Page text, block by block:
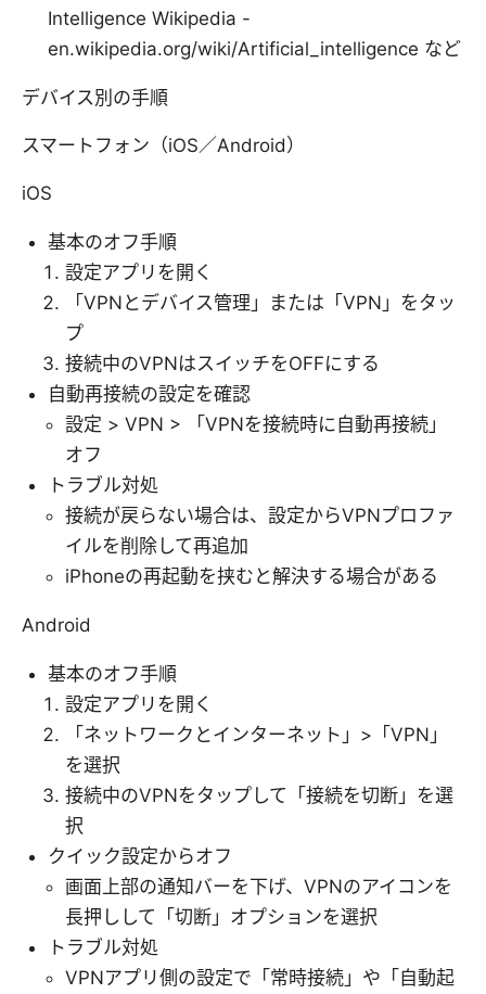
Intelligence Wikipedia -
en.wikipedia.org/wiki/Artificial_intelligence など
デバイス別の手順
スマートフォン（iOS／Android）
iOS
基本のオフ手順
設定アプリを開く
「VPNとデバイス管理」または「VPN」をタッ
プ
接続中のVPNはスイッチをOFFにする
自動再接続の設定を確認
設定 > VPN > 「VPNを接続時に自動再接続」
オフ
トラブル対処
接続が戻らない場合は、設定からVPNプロファ
イルを削除して再追加
iPhoneの再起動を挟むと解決する場合がある
Android
基本のオフ手順
設定アプリを開く
「ネットワークとインターネット」>「VPN」
を選択
接続中のVPNをタップして「接続を切断」を選
択
クイック設定からオフ
画面上部の通知バーを下げ、VPNのアイコンを
長押しして「切断」オプションを選択
トラブル対処
VPNアプリ側の設定で「常時接続」や「自動起